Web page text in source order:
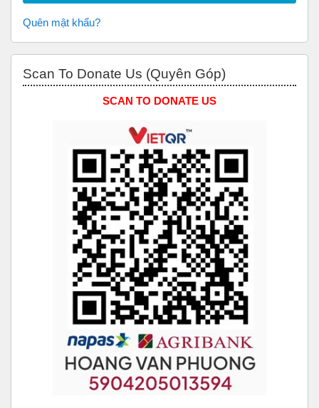
Quên mật khẩu?
Scan To Donate Us (Quyên Góp)
SCAN TO DONATE US